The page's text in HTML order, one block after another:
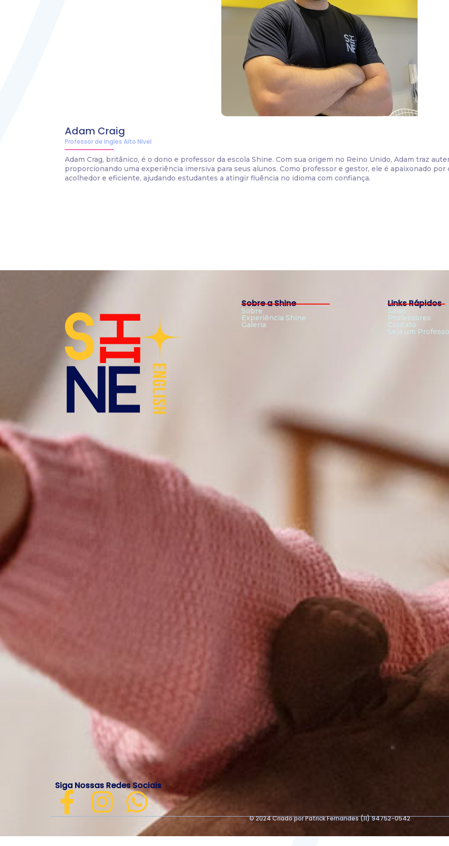
Adam Craig
Professor de Ingles Alto Nível
Adam Crag, britânico, é o dono e professor da escola Shine. Com sua origem no Reino Unido, Adam traz
proporcionando uma experiência imersiva para seus alunos. Como professor e gestor, ele é apaixonado
acolhedor e eficiente, ajudando estudantes a atingir fluência no idioma com confiança.
Siga Nossas Redes Sociais
Sobre a Shine
Sobre
Experiência Shine
Galeria
Links Rápidos
Salas
Professores
Contato
Seja um
© 2024 Criado por Patrick Fernandes (11) 94752-0542